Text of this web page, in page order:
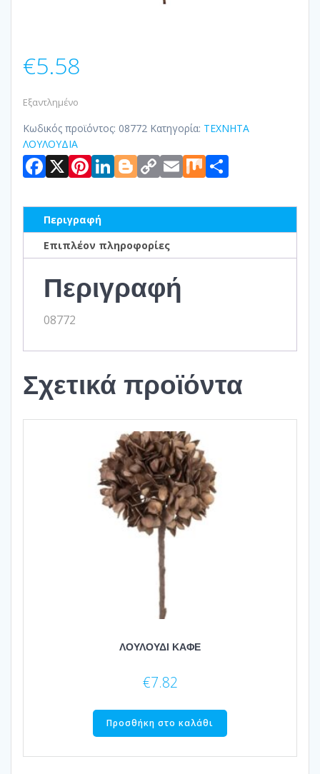
€5.58
Εξαντλημένο
Κωδικός προϊόντος: 08772 Κατηγορία: ΤΕΧΝΗΤΑ
ΛΟΥΛΟΥΔΙΑ
Facebook
X Pinterest
LinkedIn
Blogger
Copy
Link
Email
Mix
Περιγραφή
Επιπλέον πληροφορίες
Περιγραφή
08772
Σχετικά προϊόντα
ΛΟΥΛΟΥΔΙ ΚΑΦΕ
€7.82
Προσθήκη στο καλάθι